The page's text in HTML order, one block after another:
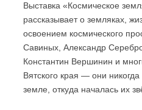
Выставка «Космическое
рассказывает о земляках,
освоением космического
Савиных, Александр
Константин Вершинин и
Вятского края — они
земле, откуда началась их